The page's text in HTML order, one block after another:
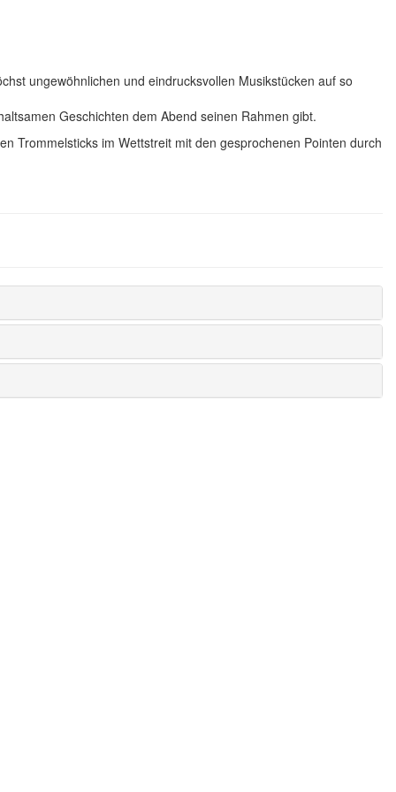
ungewöhnlichen und eindrucksvollen Musikstücken auf so
Geschichten dem Abend seinen Rahmen gibt.
Trommelsticks im Wettstreit mit den gesprochenen Pointen durch